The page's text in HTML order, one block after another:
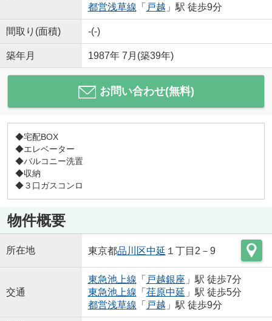
都営浅草線 「 戸越 」駅 徒歩9分
間取り(面積) -(-)
築年月 1987年 7月(築39年)
お問い合わせ(無料)
◆宅配BOX
◆エレベーター
◆バルコニー洗置
◆収納
◆３口ガスコンロ
物件概要
所在地 東京都品川区中延 １丁目2－9
交通
東急池上線 「 戸越銀座 」駅 徒歩7分
東急池上線 「 荏原中延 」駅 徒歩5分
都営浅草線 「 戸越 」駅 徒歩9分